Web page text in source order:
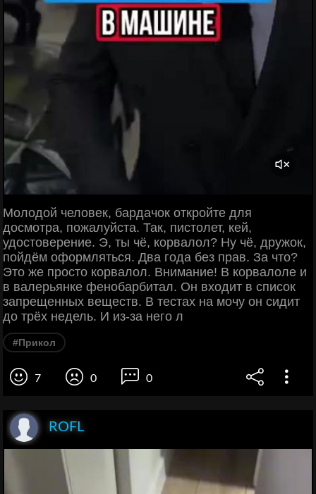
Молодой человек, бардачок откройте для
досмотра, пожалуйста. Так, пистолет, кей,
удостоверение. Э, ты чё, корвалол? Ну чё, дружок,
пойдём оформляться. Два года без прав. За что?
Это же просто корвалол. Внимание! В корвалоле и
в валерьянке фенобарбитал. Он входит в список
запрещенных веществ. В тестах на мочу он сидит
до трёх недель. И из-за него л
#Прикол
7 0 0
ROFL